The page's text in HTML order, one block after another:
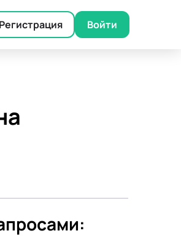
Регистрация Войти